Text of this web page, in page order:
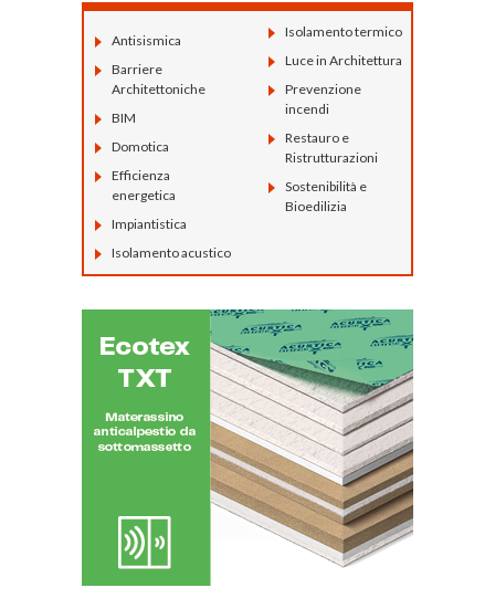
Antisismica
Barriere
Architettoniche
BIM
Domotica
Efficienza
energetica
Impiantistica
Isolamento acustico
Isolamento termico
Luce in Architettura
Prevenzione
incendi
Restauro e
Ristrutturazioni
Sostenibilità e
Bioedilizia